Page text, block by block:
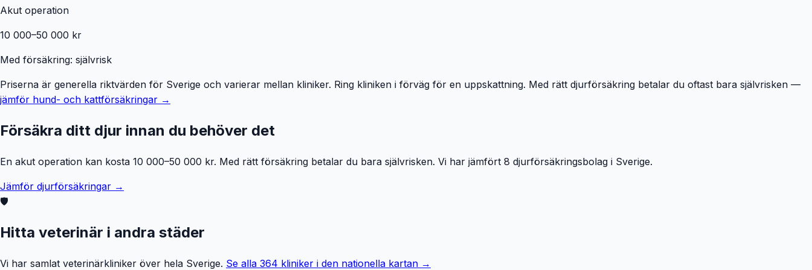
Akut operation
10 000–50 000 kr
Med försäkring: självrisk
Priserna är generella riktvärden för Sverige och varierar mellan kliniker. Ring kliniken i förväg för en uppskattning. Med rätt djurförsäkring betalar du oftast bara självrisken —
jämför hund- och kattförsäkringar →
Försäkra ditt djur innan du behöver det
En akut operation kan kosta 10 000–50 000 kr. Med rätt försäkring betalar du bara självrisken. Vi har jämfört 8 djurförsäkringsbolag i Sverige.
Jämför djurförsäkringar →
🛡️
Hitta veterinär i andra städer
Vi har samlat veterinärkliniker över hela Sverige. Se alla 364 kliniker i den nationella kartan →